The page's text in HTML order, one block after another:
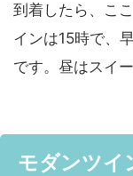
到着したら、こ
インは15時で、
です。昼はスイ
モダンツイ